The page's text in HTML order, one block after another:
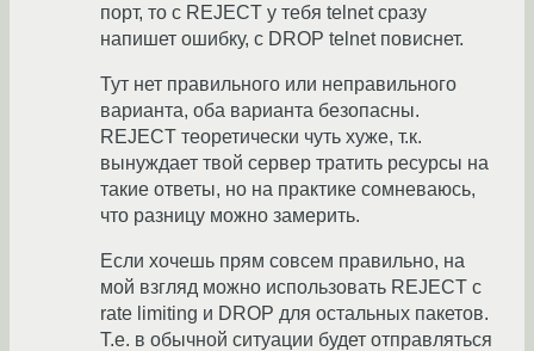
порт, то с REJECT у тебя telnet сразу
напишет ошибку, с DROP telnet повиснет.
Тут нет правильного или неправильного
варианта, оба варианта безопасны.
REJECT теоретически чуть хуже, т.к.
вынуждает твой сервер тратить ресурсы на
такие ответы, но на практике сомневаюсь,
что разницу можно замерить.
Если хочешь прям совсем правильно, на
мой взгляд можно использовать REJECT с
rate limiting и DROP для остальных пакетов.
Т.е. в обычной ситуации будет отправляться